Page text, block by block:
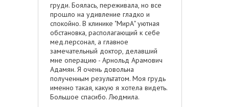
груди. Боялась, переживала, но все
прошло на удивление гладко и
спокойно. В клинике "МирА" уютная
обстановка, располагающий к себе
мед.персонал, а главное
замечательный доктор, делавший
мне операцию - Арнольд Арамович
Адамян. Я очень довольна
полученным результатом. Моя грудь
именно такая, какую я хотела видеть.
Большое спасибо. Людмила.